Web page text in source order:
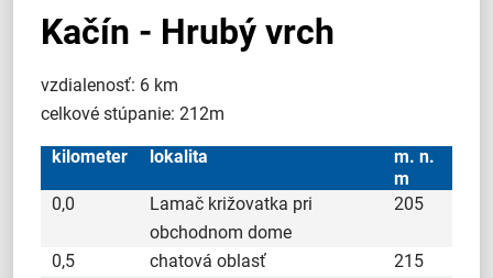
Kačín - Hrubý vrch
vzdialenosť: 6 km
celkové stúpanie: 212m
kilometer lokalita
m. n.
m
0,0
Lamač križovatka pri
obchodnom dome
205
0,5 chatová oblasť
215